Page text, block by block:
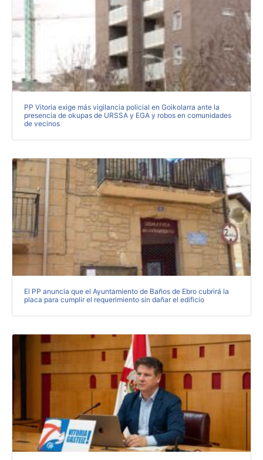
PP Vitoria exige más vigilancia policial en Goikolarra ante la
presencia de okupas de URSSA y EGA y robos en comunidades
de vecinos
El PP anuncia que el Ayuntamiento de Baños de Ebro cubrirá la
placa para cumplir el requerimiento sin dañar el edificio